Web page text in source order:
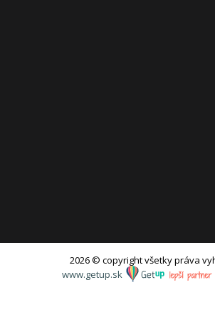
2026 © copyright všetky práva
www.getup.sk